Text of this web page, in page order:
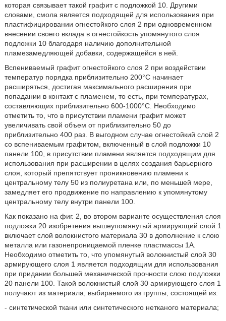
которая связывает такой графит с подложкой 10. Другими
словами, смола является подходящей для использования при
пластифицировании огнестойкого слоя 2 при одновременном
внесении своего вклада в огнестойкость упомянутого слоя
подложки 10 благодаря наличию дополнительной
пламезамедляющей добавки, содержащейся в ней.
Вспениваемый графит огнестойкого слоя 2 при воздействии
температур порядка приблизительно 200°С начинает
расширяться, достигая максимального расширения при
попадании в контакт с пламенем, то есть, при температурах,
составляющих приблизительно 600-1000°С. Необходимо
отметить то, что в присутствии пламени графит может
увеличивать свой объем от приблизительно 50 до
приблизительно 400 раз. В выгодном случае огнестойкий слой 2
со вспениваемым графитом, включенный в слой подложки 10
панели 100, в присутствии пламени является подходящим для
использования при расширении в целях создания барьерного
слоя, который препятствует проникновению пламени к
центральному телу 50 из полиуретана или, по меньшей мере,
замедляет его продвижение по направлению к упомянутому
центральному телу внутри панели 100.
Как показано на фиг. 2, во втором варианте осуществления слоя
подложки 20 изобретения вышеупомянутый армирующий слой 1
включает слой волокнистого материала 30 в дополнение к слою
металла или газонепроницаемой пленке пластмассы 1А.
Необходимо отметить то, что упомянутый волокнистый слой 30
армирующего слоя 1 является подходящим для использования
при придании большей механической прочности слою подложки
20 панели 100. Такой волокнистый слой 30 армирующего слоя 1
получают из материала, выбираемого из группы, состоящей из:
- синтетической ткани или синтетического нетканого материала;